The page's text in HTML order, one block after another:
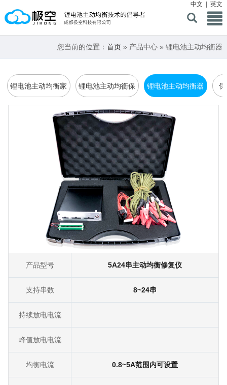
中文 |英文
您当前的位置：首页 » 产品中心 » 锂电池主动均衡器
锂电池主动均衡家 锂电池主动均衡保
护板
锂电池主动均衡器
产品型号 5A24串主动均衡修复仪
支持串数 8~24串
持续放电电流
峰值放电电流
均衡电流 0.8~5A范围内可设置